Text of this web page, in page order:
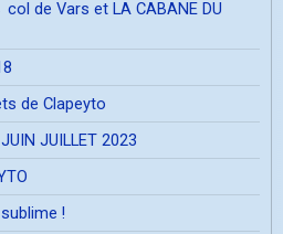
de Vars et LA CABANE DU
de Clapeyto
JUILLET 2023
!